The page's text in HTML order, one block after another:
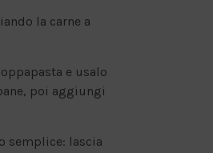
la carne a
e usalo
poi aggiungi
semplice: lascia